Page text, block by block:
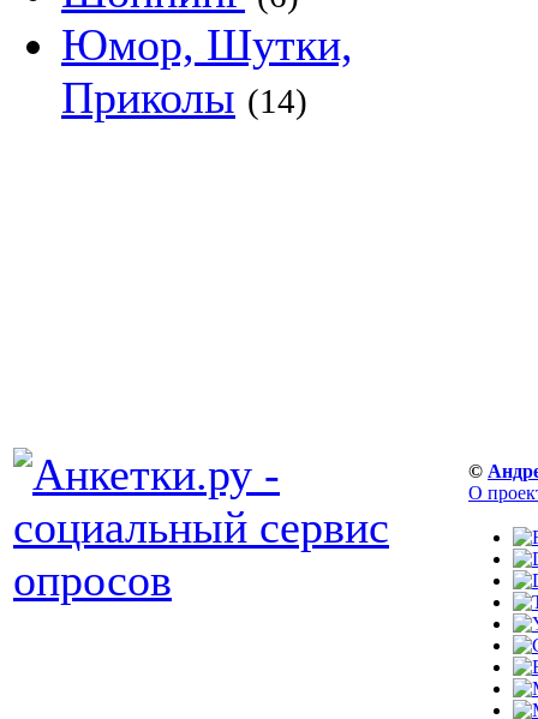
Юмор, Шутки,
Приколы (14)
©
О